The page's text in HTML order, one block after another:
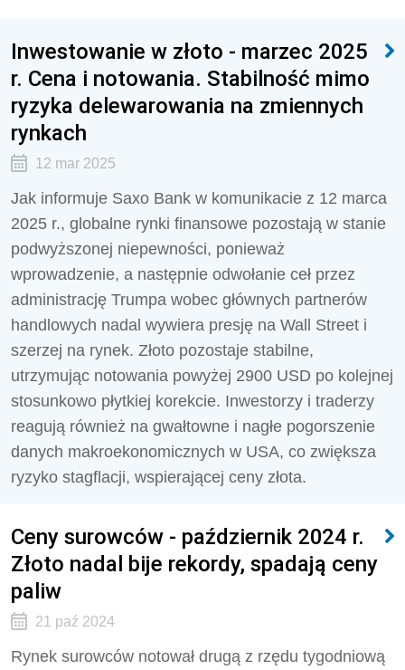
Inwestowanie w złoto - marzec 2025
r. Cena i notowania. Stabilność mimo
ryzyka delewarowania na zmiennych
rynkach
12 mar 2025
Jak informuje Saxo Bank w komunikacie z 12 marca
2025 r., globalne rynki finansowe pozostają w stanie
podwyższonej niepewności, ponieważ
wprowadzenie, a następnie odwołanie ceł przez
administrację Trumpa wobec głównych partnerów
handlowych nadal wywiera presję na Wall Street i
szerzej na rynek. Złoto pozostaje stabilne,
utrzymując notowania powyżej 2900 USD po kolejnej
stosunkowo płytkiej korekcie. Inwestorzy i traderzy
reagują również na gwałtowne i nagłe pogorszenie
danych makroekonomicznych w USA, co zwiększa
ryzyko stagflacji, wspierającej ceny złota.
Ceny surowców - październik 2024 r.
Złoto nadal bije rekordy, spadają ceny
paliw
21 paź 2024
Rynek surowców notował drugą z rzędu tygodniową